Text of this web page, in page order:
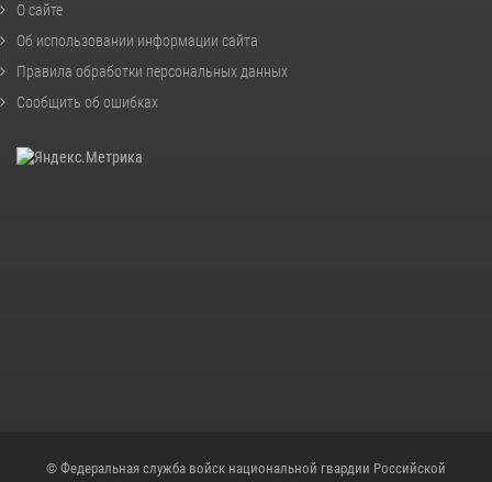
О сайте
Об использовании информации сайта
Правила обработки персональных данных
Сообщить об ошибках
© Федеральная служба войск национальной гвардии Российской